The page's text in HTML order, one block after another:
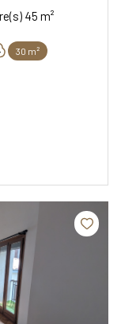
Appartement 2 pièce(s) 1 chambre(s) 45 m²
30 m²